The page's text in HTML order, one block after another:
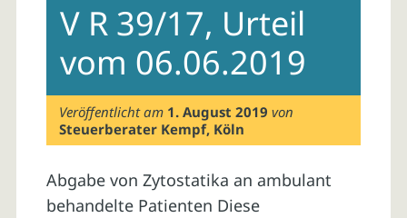
contentV R 39/17, Urteil
vom 06.06.2019
Veröffentlicht am 1. August 2019 von
Steuerberater Kempf, Köln
Abgabe von Zytostatika an ambulant
behandelte Patienten Diese